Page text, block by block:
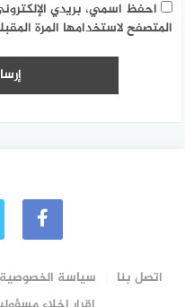
احفظ اسمي، بريدي
المتصفح لاستخدامها المرة
اتصل بنا سياسة الخصوصية